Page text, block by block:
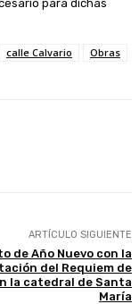
para dichas
calle Calvario
Obras
ARTÍCULO SIGUIENTE
de Año Nuevo con la
del Requiem de
la catedral de Santa
María